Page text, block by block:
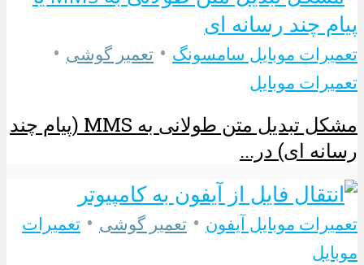
تعمیرات موبایل سامسونگ • تعمیر گوشی •
تعمیرات موبایل
مشکل تبدیل متن طولانی به MMS (پیام چند
رسانه ای) در...
تعمیرات موبایل آیفون • تعمیر گوشی • تعمیرات
موبایل